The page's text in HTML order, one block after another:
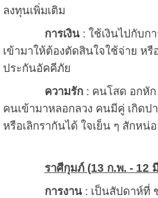
ลงทุนเพิ่มเติม
การเงิน: ใช้เงินไปกับกา
เข้ามาให้ต้องตัดสินใจใช้จ่าย หรื
ประกันอัคคีภัย
ความรัก: คนโสด อกหัก
คนเข้ามาหลอกลวง คนมีคู่ เกิดป
หรือเลิกรากันได้ ใจเย็น ๆ สักหน่
ราศีกุมภ์ (13 ก.พ. - 12
การงาน: เป็นสัปดาห์ที่